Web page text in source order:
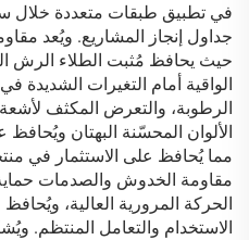
في تطبيق طبقات متعددة خلال
جداول إنجاز المشاريع. ويُعد
حيث يحافظ مُثبت الطلاء
الواقية أمام التغيرات الشديدة
الرطوبة، والتعرض المكثف
الألوان المحسّنة البهتان ويُحافظ
مما يُحافظ على الاستثمار في
مقاومة الخدوش والصدمات
الحركة المرورية العالية،
الاستخدام والتعامل المنتظم.